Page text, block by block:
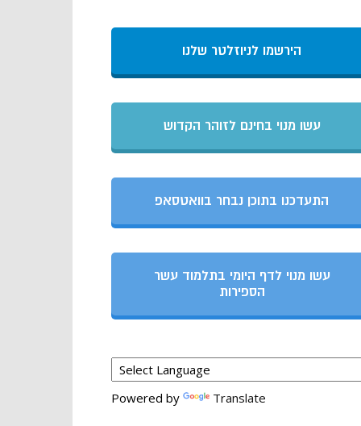
הירשמו לניוזלטר שלנו
עשו מנוי בחינם לזוהר הקדוש
התעדכנו בתוכן נבחר בוואטסאפ
עשו מנוי לדף היומי בתלמוד עשר
הספירות
Powered by Translate